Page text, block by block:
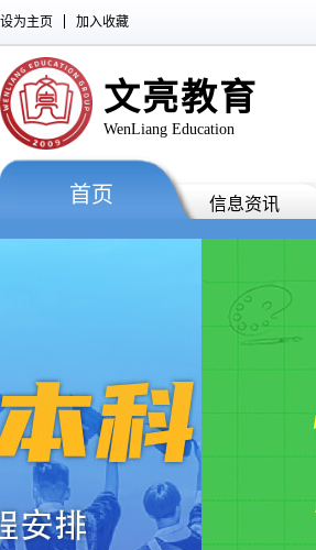
设为主页 加入收藏
文亮教育
WenLiang Education
首页 信息资讯